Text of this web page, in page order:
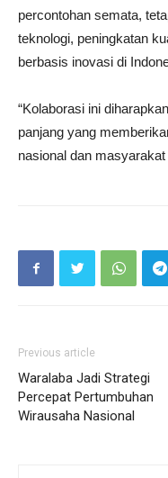
percontohan semata,
teknologi, peningkatan
berbasis inovasi di
“Kolaborasi ini
panjang yang
nasional dan masyarakat
Previous article
Waralaba Jadi Strategi
Percepat Pertumbuhan
Wirausaha Nasional